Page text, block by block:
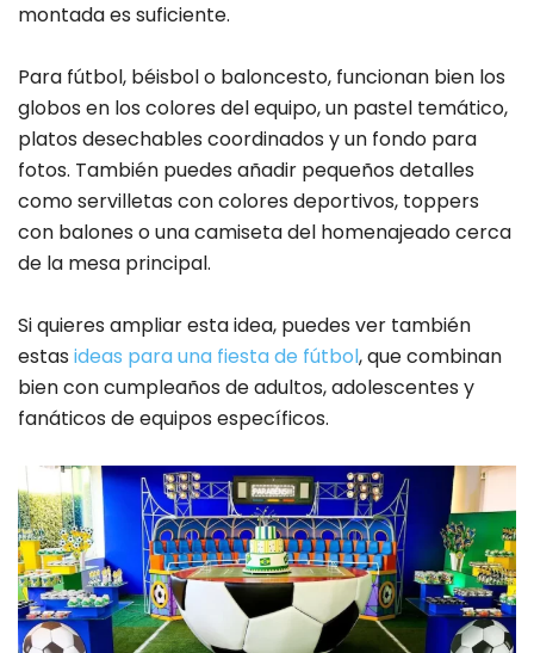
montada es suficiente.
Para fútbol, béisbol o baloncesto, funcionan bien los
globos en los colores del equipo, un pastel temático,
platos desechables coordinados y un fondo para
fotos. También puedes añadir pequeños detalles
como servilletas con colores deportivos, toppers
con balones o una camiseta del homenajeado cerca
de la mesa principal.
Si quieres ampliar esta idea, puedes ver también
estas ideas para una fiesta de fútbol, que combinan
bien con cumpleaños de adultos, adolescentes y
fanáticos de equipos específicos.